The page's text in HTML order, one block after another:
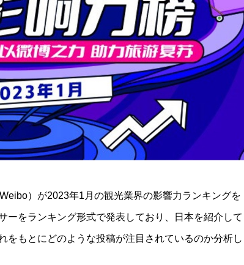
）が2023年1月の観光業界の影響力ランキングを
ーをランキング形式で発表しており、日本を紹介して
をもとにどのような投稿が注目されているのか分析し